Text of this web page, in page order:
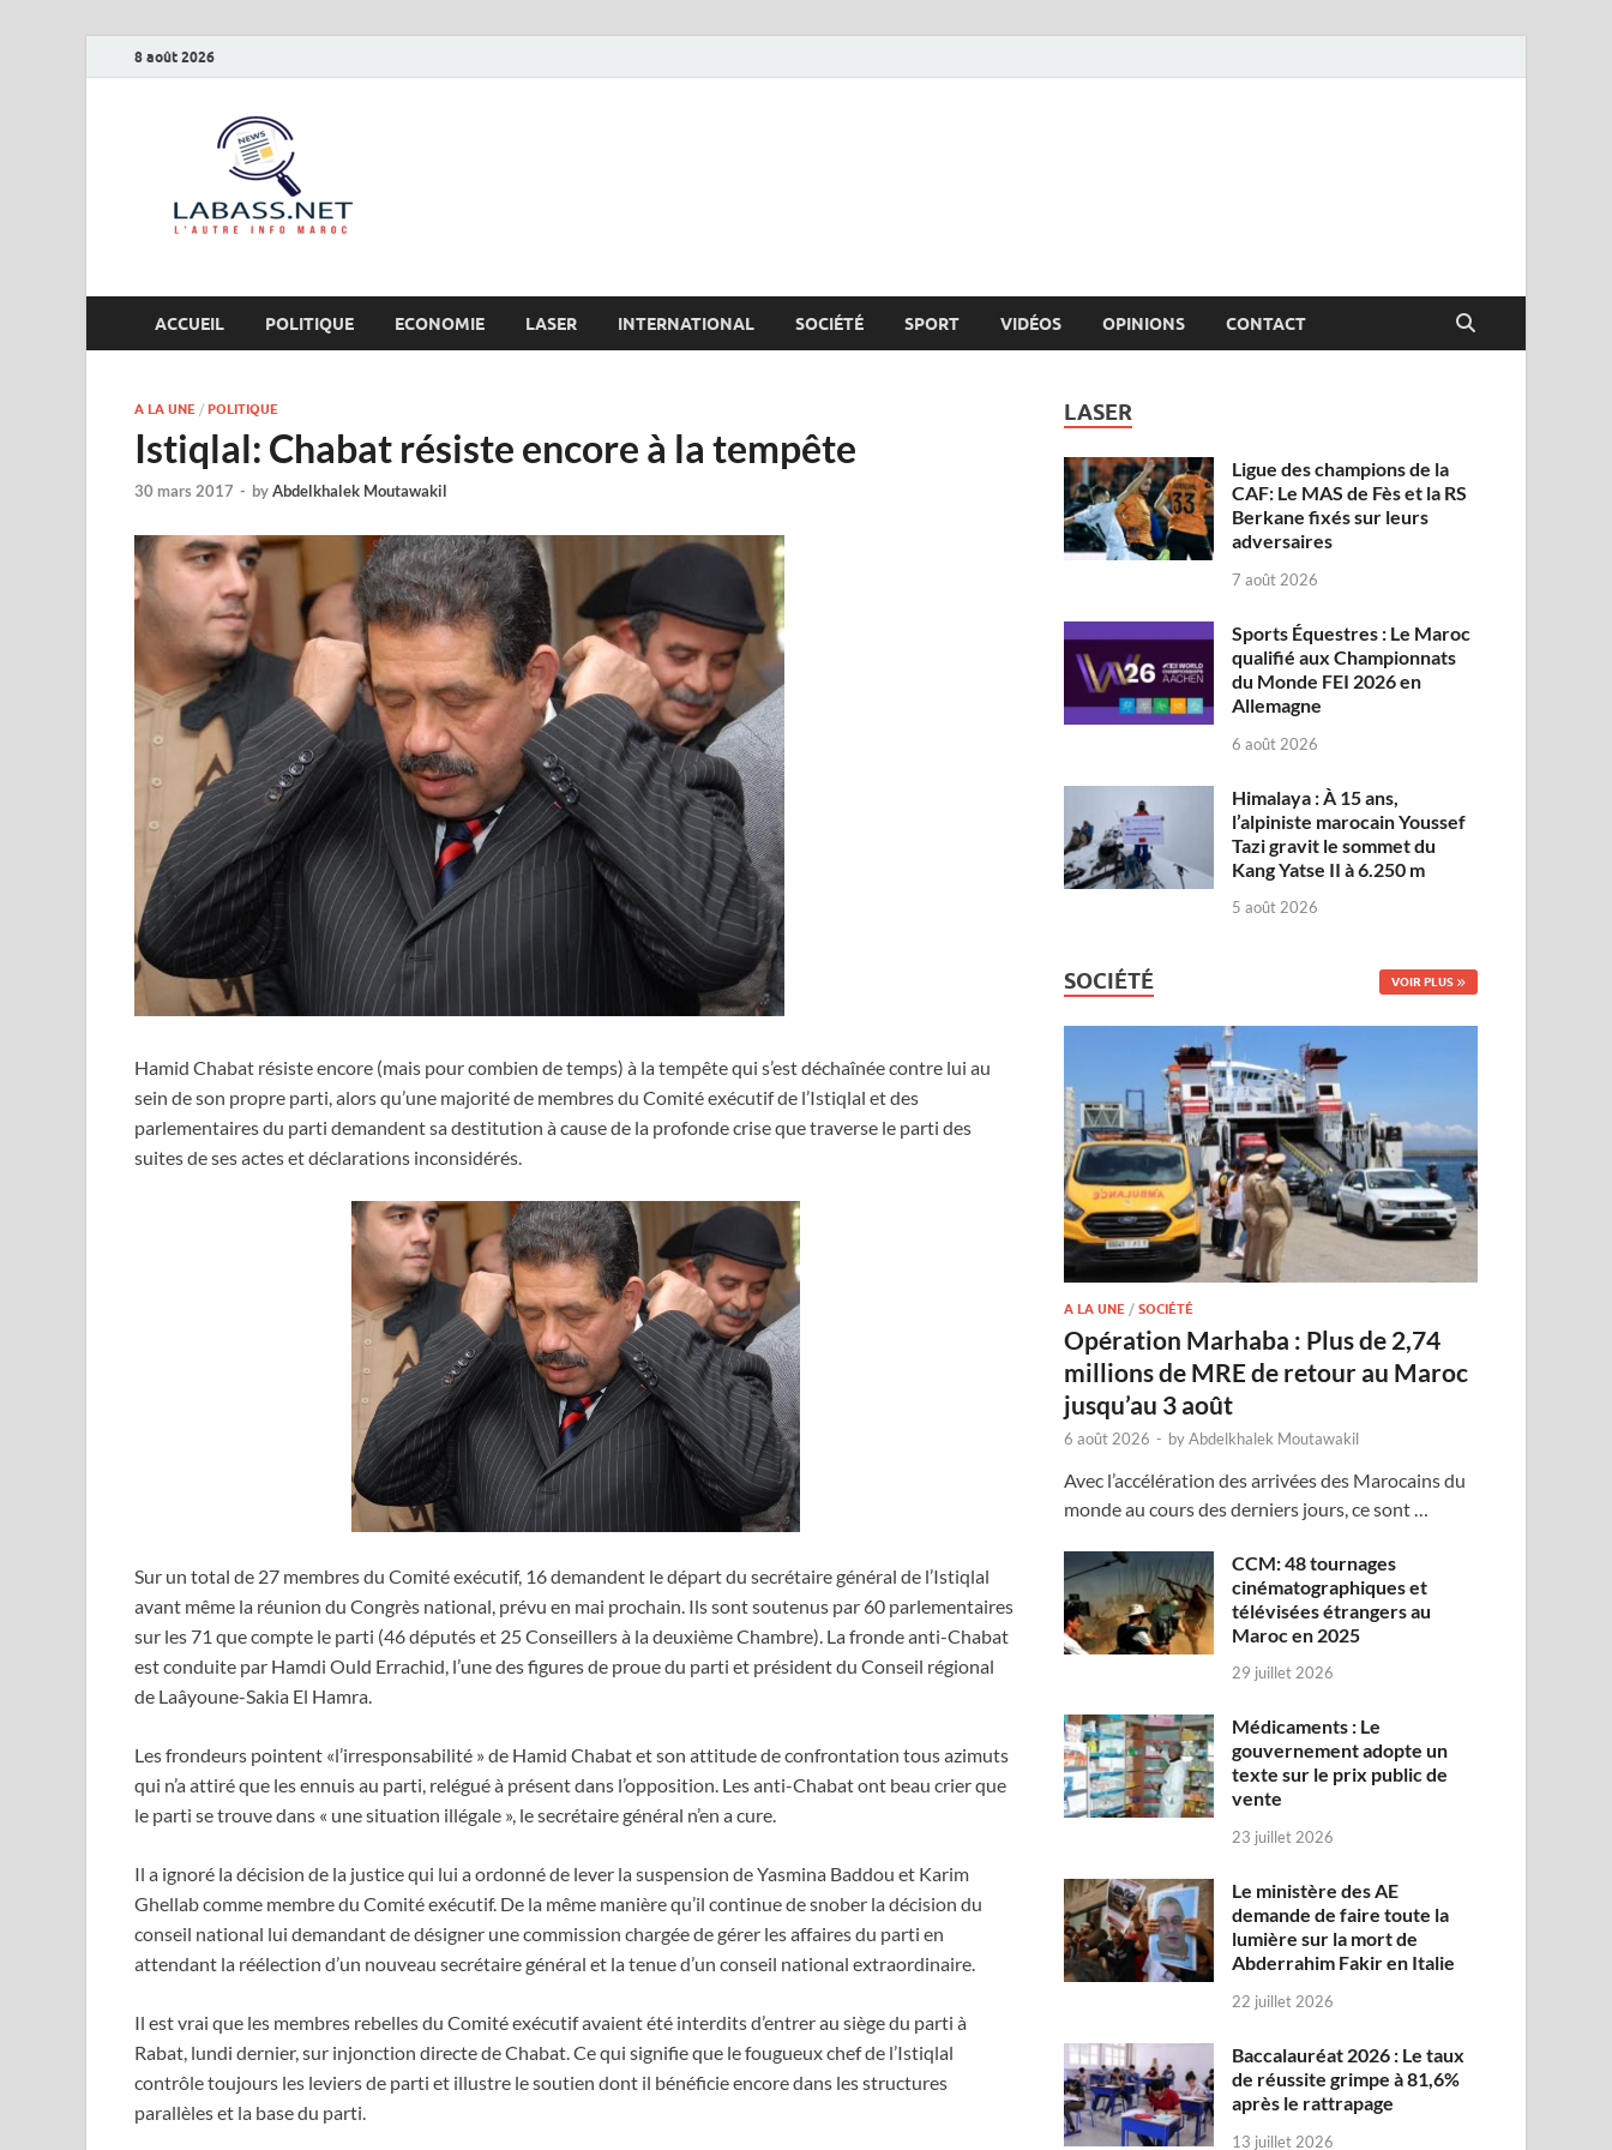
8 août 2026
ACCUEIL POLITIQUE ECONOMIE LASER INTERNATIONAL SOCIÉTÉ SPORT VIDÉOS OPINIONS CONTACT
A LA UNE / POLITIQUE
Istiqlal: Chabat résiste encore à la tempête
30 mars 2017 - byAbdelkhalek Moutawakil
Hamid Chabat résiste encore (mais pour combien de temps) à la tempête qui s’est déchaînée contre lui au
sein de son propre parti, alors qu’une majorité de membres du Comité exécutif de l’Istiqlal et des
parlementaires du parti demandent sa destitution à cause de la profonde crise que traverse le parti des
suites de ses actes et déclarations inconsidérés.
Sur un total de 27 membres du Comité exécutif, 16 demandent le départ du secrétaire général de l’Istiqlal
avant même la réunion du Congrès national, prévu en mai prochain. Ils sont soutenus par 60 parlementaires
sur les 71 que compte le parti (46 députés et 25 Conseillers à la deuxième Chambre). La fronde anti-Chabat
est conduite par Hamdi Ould Errachid, l’une des figures de proue du parti et président du Conseil régional
de Laâyoune-Sakia El Hamra.
Les frondeurs pointent «l’irresponsabilité » de Hamid Chabat et son attitude de confrontation tous azimuts
qui n’a attiré que les ennuis au parti, relégué à présent dans l’opposition. Les anti-Chabat ont beau crier que
le parti se trouve dans « une situation illégale », le secrétaire général n’en a cure.
Il a ignoré la décision de la justice qui lui a ordonné de lever la suspension de Yasmina Baddou et Karim
Ghellab comme membre du Comité exécutif. De la même manière qu’il continue de snober la décision du
conseil national lui demandant de désigner une commission chargée de gérer les affaires du parti en
attendant la réélection d’un nouveau secrétaire général et la tenue d’un conseil national extraordinaire.
Il est vrai que les membres rebelles du Comité exécutif avaient été interdits d’entrer au siège du parti à
Rabat, lundi dernier, sur injonction directe de Chabat. Ce qui signifie que le fougueux chef de l’Istiqlal
contrôle toujours les leviers de parti et illustre le soutien dont il bénéficie encore dans les structures
parallèles et la base du parti.
LASER
Ligue des champions de la
CAF: Le MAS de Fès et la RS
Berkane fixés sur leurs
adversaires
7 août 2026
Sports Équestres : Le Maroc
qualifié aux Championnats
du Monde FEI 2026 en
Allemagne
6 août 2026
Himalaya : À 15 ans,
l’alpiniste marocain Youssef
Tazi gravit le sommet du
Kang Yatse II à 6.250 m
5 août 2026
SOCIÉTÉ VOIR PLUS
A LA UNE /SOCIÉTÉ
Opération Marhaba : Plus de 2,74
millions de MRE de retour au Maroc
jusqu’au 3 août
6 août 2026 - byAbdelkhalek Moutawakil
Avec l’accélération des arrivées des Marocains du
monde au cours des derniers jours, ce sont …
CCM: 48 tournages
cinématographiques et
télévisées étrangers au
Maroc en 2025
29 juillet 2026
Médicaments : Le
gouvernement adopte un
texte sur le prix public de
vente
23 juillet 2026
Le ministère des AE
demande de faire toute la
lumière sur la mort de
Abderrahim Fakir en Italie
22 juillet 2026
Baccalauréat 2026 : Le taux
de réussite grimpe à 81,6%
après le rattrapage
13 juillet 2026